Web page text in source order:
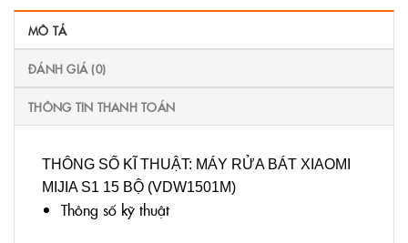
MÔ TẢ
ĐÁNH GIÁ (0)
THÔNG TIN THANH TOÁN
THÔNG SỐ KĨ THUẬT: MÁY RỬA BÁT XIAOMI
MIJIA S1 15 BỘ (VDW1501M)
Thông số kỹ thuật